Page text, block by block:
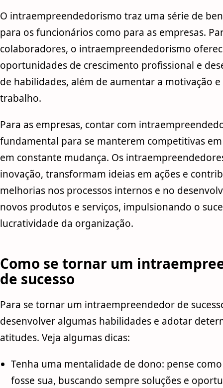
O intraempreendedorismo traz uma série de
para os funcionários como para as empresas.
colaboradores, o intraempreendedorismo
oportunidades de crescimento profissional e
de habilidades, além de aumentar a motivação
trabalho.
Para as empresas, contar com
fundamental para se manterem competitivas
em constante mudança. Os
inovação, transformam ideias em ações e
melhorias nos processos internos e no
novos produtos e serviços, impulsionando o
lucratividade da organização.
Como se tornar um
de sucesso
Para se tornar um intraempreendedor de
desenvolver algumas habilidades e adotar
atitudes. Veja algumas dicas:
Tenha uma mentalidade de dono: pense
fosse sua, buscando sempre soluções e